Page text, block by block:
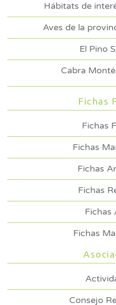
Hábitats de
Aves de la
El Pino
Cabra
Fichas
Fichas
Fichas
Fichas
Fichas
Fichas
Fichas
Consejo